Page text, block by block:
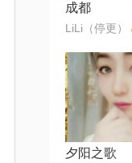
成都
LiLi（停更）
夕阳之歌